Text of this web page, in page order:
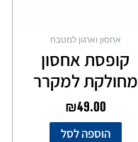
אחסון וארגון למטבח
קופסת אחסון
מחולקת למקרר
₪49.00
הוספה לסל